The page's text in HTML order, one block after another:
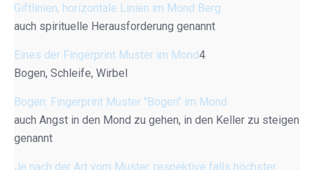
Giftlinien, horizontale Linien im Mond Berg
auch spirituelle Herausforderung genannt
Eines der Fingerprint Muster im Mond4
Bogen, Schleife, Wirbel
Bogen: Fingerprint Muster "Bogen" im Mond
auch Angst in den Mond zu gehen, in den Keller zu steigen
genannt
Je nach der Art vom Muster, respektive falls höchster